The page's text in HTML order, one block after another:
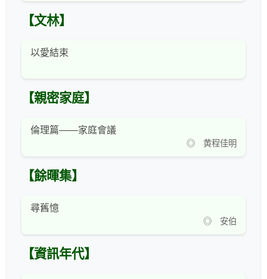
【文林】
以愛結束
【親密家庭】
倫理篇——家庭會議
◎ 黄程佳明
【餘暉集】
尋舊憶
◎ 安伯
【資訊年代】